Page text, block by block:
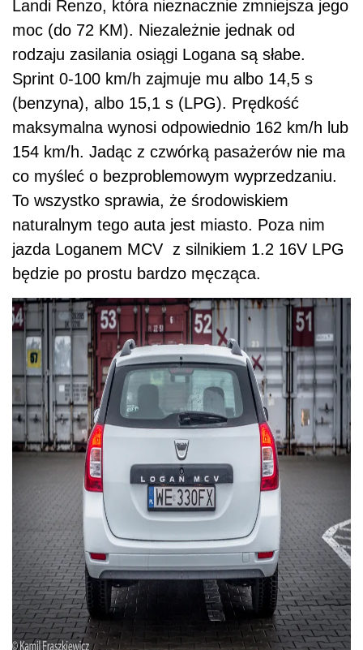
Landi Renzo, która nieznacznie zmniejsza jego
moc (do 72 KM). Niezależnie jednak od
rodzaju zasilania osiągi Logana są słabe.
Sprint 0-100 km/h zajmuje mu albo 14,5 s
(benzyna), albo 15,1 s (LPG). Prędkość
maksymalna wynosi odpowiednio 162 km/h lub
154 km/h. Jadąc z czwórką pasażerów nie ma
co myśleć o bezproblemowym wyprzedzaniu.
To wszystko sprawia, że środowiskiem
naturalnym tego auta jest miasto. Poza nim
jazda Loganem MCV z silnikiem 1.2 16V LPG
będzie po prostu bardzo męcząca.